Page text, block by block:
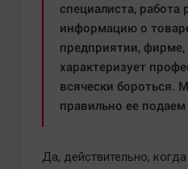
специалиста,
информацию о
предприятии, фирме,
характеризует
всячески
правильно ее
Да, действительно,